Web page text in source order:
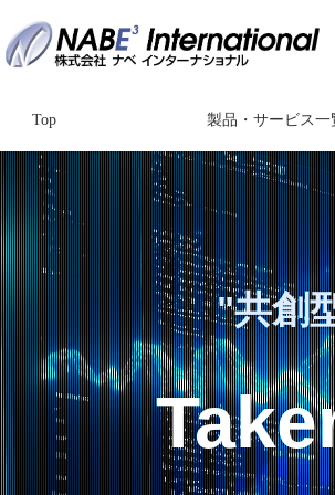
Top 製品・サービス一
"共創